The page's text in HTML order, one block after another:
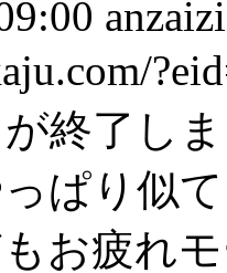
が終了
ぱり似
お疲れ